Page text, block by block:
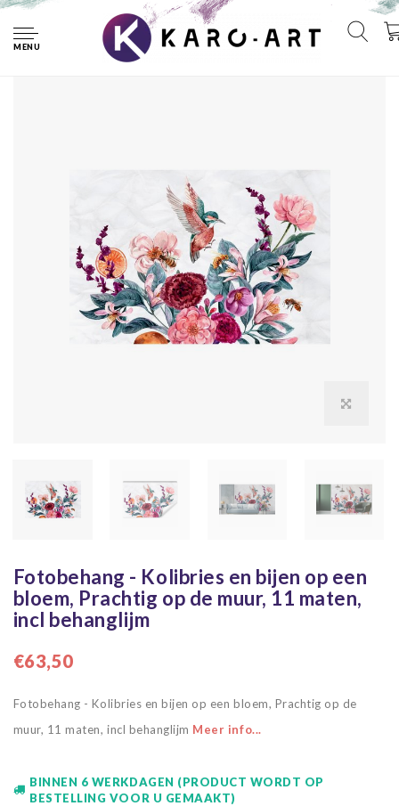
MENU
Fotobehang - Kolibries en bijen op een bloem, Prachtig op de
muur, 11 maten, incl behanglijm
Fotobehang - Kolibries en bijen op een
bloem, Prachtig op de muur, 11 maten,
incl behanglijm
€63,50
Fotobehang - Kolibries en bijen op een bloem, Prachtig op de
muur, 11 maten, incl behanglijm Meer info...
BINNEN 6 WERKDAGEN (PRODUCT WORDT OP
BESTELLING VOOR U GEMAAKT)